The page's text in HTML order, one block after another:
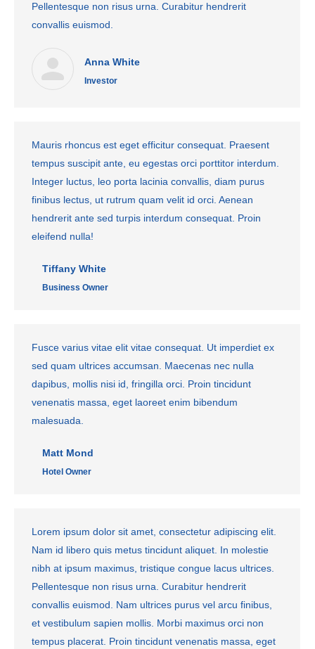
Pellentesque non risus urna. Curabitur hendrerit
convallis euismod.
Anna White
Investor
Mauris rhoncus est eget efficitur consequat. Praesent
tempus suscipit ante, eu egestas orci porttitor interdum.
Integer luctus, leo porta lacinia convallis, diam purus
finibus lectus, ut rutrum quam velit id orci. Aenean
hendrerit ante sed turpis interdum consequat. Proin
eleifend nulla!
Tiffany White
Business Owner
Fusce varius vitae elit vitae consequat. Ut imperdiet ex
sed quam ultrices accumsan. Maecenas nec nulla
dapibus, mollis nisi id, fringilla orci. Proin tincidunt
venenatis massa, eget laoreet enim bibendum
malesuada.
Matt Mond
Hotel Owner
Lorem ipsum dolor sit amet, consectetur adipiscing elit.
Nam id libero quis metus tincidunt aliquet. In molestie
nibh at ipsum maximus, tristique congue lacus ultrices.
Pellentesque non risus urna. Curabitur hendrerit
convallis euismod. Nam ultrices purus vel arcu finibus,
et vestibulum sapien mollis. Morbi maximus orci non
tempus placerat. Proin tincidunt venenatis massa, eget